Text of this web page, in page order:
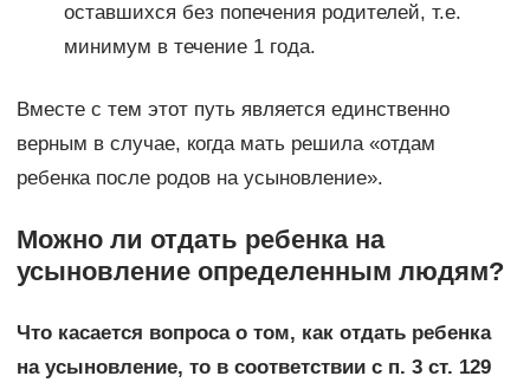
оставшихся без попечения родителей, т.е.
минимум в течение 1 года.
Вместе с тем этот путь является единственно
верным в случае, когда мать решила «отдам
ребенка после родов на усыновление».
Можно ли отдать ребенка на
усыновление определенным людям?
Что касается вопроса о том, как отдать ребенка
на усыновление, то в соответствии с п. 3 ст. 129